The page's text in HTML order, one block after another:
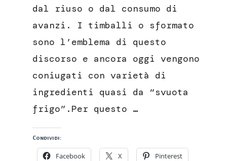
marchigiano
dal riuso o dal consumo di
avanzi. I timballi o sformato
sono l’emblema di questo
discorso e ancora oggi vengono
coniugati con varietà di
ingredienti quasi da “svuota
frigo”.Per questo …
Condividi:
Facebook X Pinterest